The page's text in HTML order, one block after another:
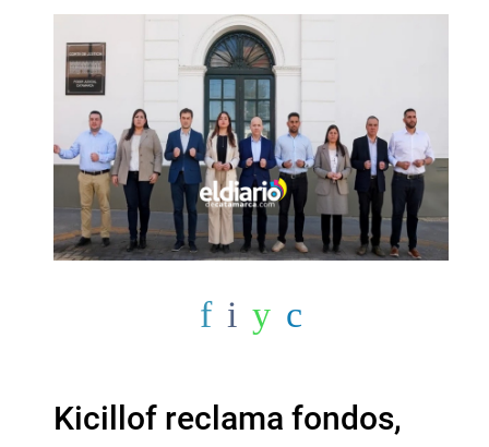
Kicillof reclama fondos,